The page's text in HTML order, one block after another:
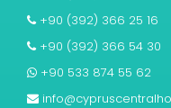
+90 (392) 366 25 16
+90 (392) 366 54 30
+90 533 874 55 62